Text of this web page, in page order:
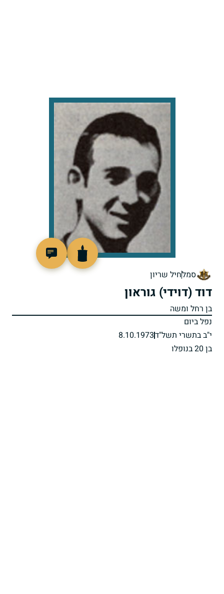
סמלחיל שריון
דוד (דוידי) גוראון
בן רחל ומשה
נפל ביום
י"ב בתשרי תשל"ד8.10.1973
בן 20 בנופלו